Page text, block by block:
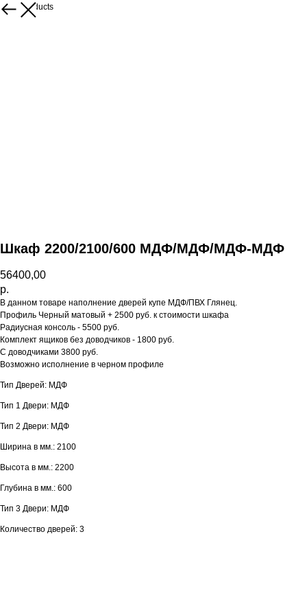
More products
Шкаф 2200/2100/600 МДФ/МДФ/МДФ-МДФ
56400,00
р.
В данном товаре наполнение дверей купе МДФ/ПВХ Глянец.
Профиль Черный матовый + 2500 руб. к стоимости шкафа
Радиусная консоль - 5500 руб.
Комплект ящиков без доводчиков - 1800 руб.
С доводчиками 3800 руб.
Возможно исполнение в черном профиле
Тип Дверей: МДФ
Тип 1 Двери: МДФ
Тип 2 Двери: МДФ
Ширина в мм.: 2100
Высота в мм.: 2200
Глубина в мм.: 600
Тип 3 Двери: МДФ
Количество дверей: 3